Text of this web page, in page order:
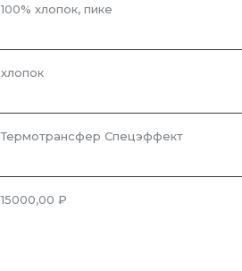
100% хлопок, пике
хлопок
Термотрансфер Спецэффект
15000,00 ₽